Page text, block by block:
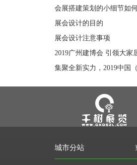
会展搭建策划的小细节如
展会设计的目的
展会设计注意事项
2019广州建博会 引领大家
城市分站